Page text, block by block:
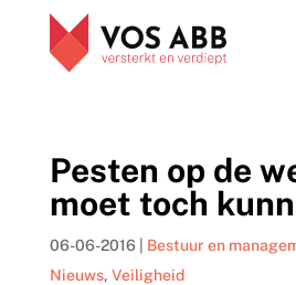
Pesten op de
moet toch
06-06-2016| Bestuur en
Nieuws, Veiligheid